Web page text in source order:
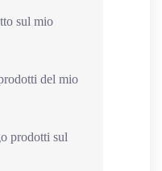
sul mio
del mio
prodotti sul